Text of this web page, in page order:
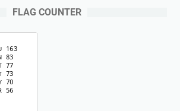
FLAG COUNTER